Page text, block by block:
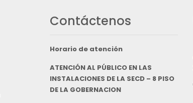
Contáctenos
Horario de atención
ATENCIÓN AL PÚBLICO EN LAS
INSTALACIONES DE LA SECD – 8 PISO
DE LA GOBERNACION